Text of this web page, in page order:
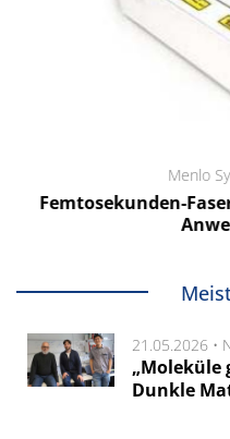
Menlo
Femtosekunden-
21.05.2026 •
„Moleküle
Dunkle